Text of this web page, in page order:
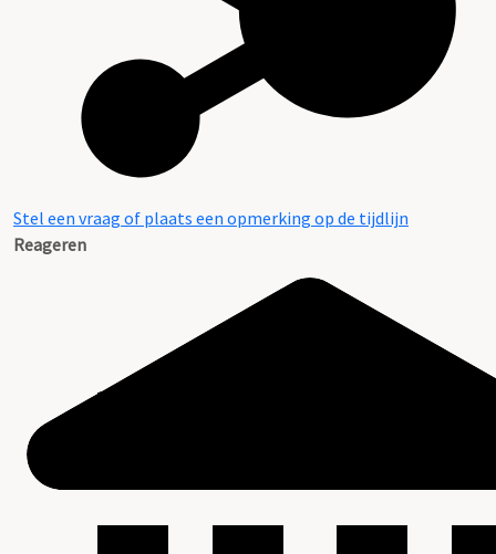
Stel een vraag of plaats een opmerking op de tijdlijn
Reageren